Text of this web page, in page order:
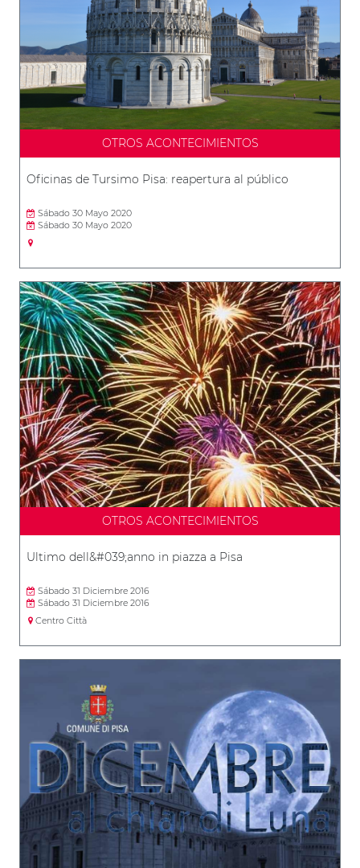
OTROS ACONTECIMIENTOS
Oficinas de Tursimo Pisa: reapertura al público
Sábado 30 Mayo 2020
Sábado 30 Mayo 2020
OTROS ACONTECIMIENTOS
Ultimo dell&#039;anno in piazza a Pisa
Sábado 31 Diciembre 2016
Sábado 31 Diciembre 2016
Centro Città